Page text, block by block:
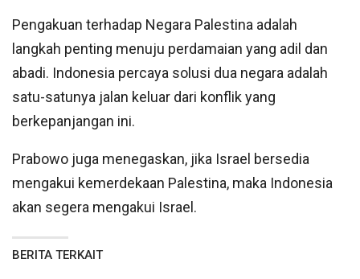
Pengakuan terhadap Negara Palestina adalah
langkah penting menuju perdamaian yang adil dan
abadi. Indonesia percaya solusi dua negara adalah
satu-satunya jalan keluar dari konflik yang
berkepanjangan ini.
Prabowo juga menegaskan, jika Israel bersedia
mengakui kemerdekaan Palestina, maka Indonesia
akan segera mengakui Israel.
BERITA TERKAIT